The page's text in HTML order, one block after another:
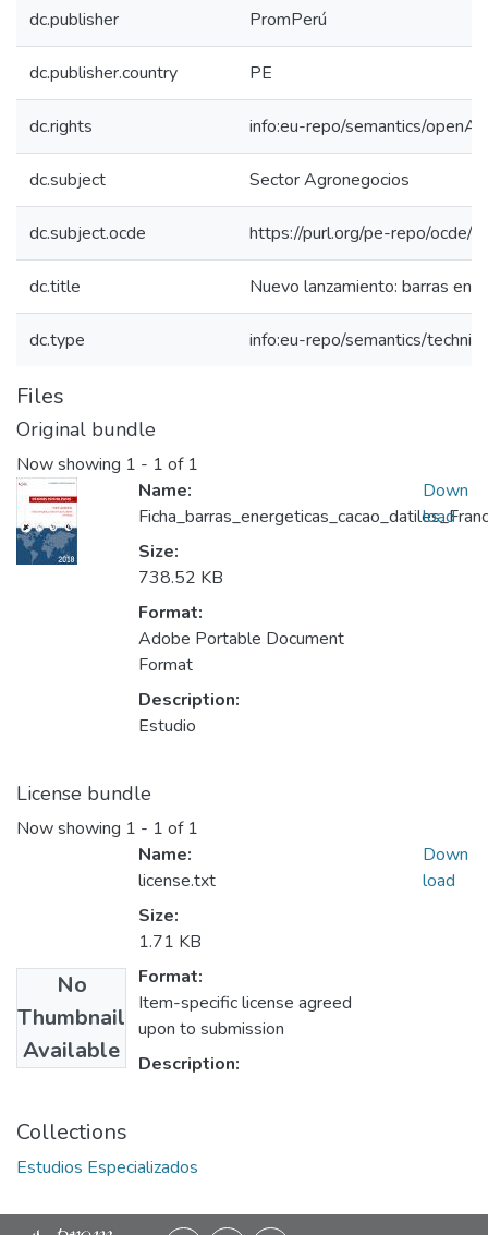
dc.publisher PromPerú
dc.publisher.country PE
dc.rights info:eu-repo/semantics/
dc.subject Sector Agronegocios
dc.subject.ocde https://purl.org/pe-repo/ocde/
dc.title Nuevo lanzamiento: barras
dc.type info:eu-repo/semantics/
Files
Original bundle
Now showing 1 - 1 of 1
Name:
Size:
738.52 KB
Format:
Adobe Portable Document
Format
Description:
Estudio
Down
load
License bundle
Now showing 1 - 1 of 1
No
Thumbnail
Available
Name:
license.txt
Size:
1.71 KB
Format:
Item-specific license agreed
upon to submission
Description:
Down
load
Collections
Estudios Especializados